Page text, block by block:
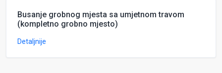
Busanje grobnog mjesta sa umjetnom travom
(kompletno grobno mjesto)
Detaljnije